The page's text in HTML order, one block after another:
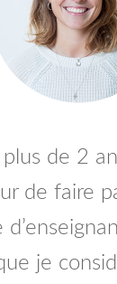
de 2
de faire
je